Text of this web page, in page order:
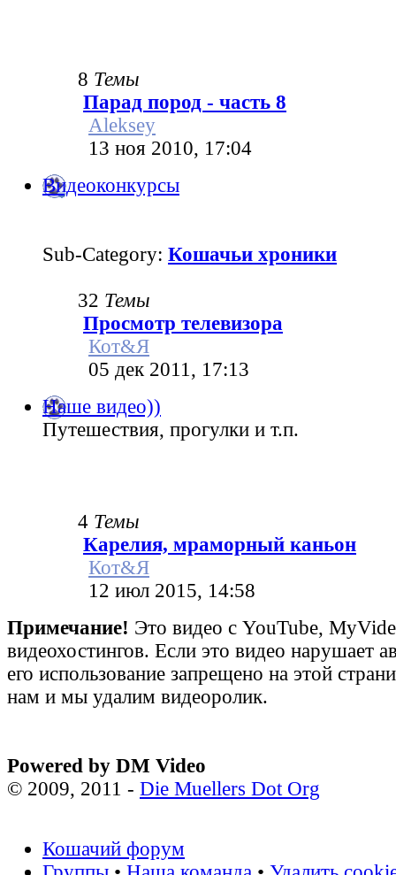
8 Темы
Парад пород - часть 8
Aleksey
13 ноя 2010, 17:04
Видеоконкурсы
Sub-Category: Кошачьи хроники
32 Темы
Просмотр телевизора
Кот&Я
05 дек 2011, 17:13
Наше видео))
Путешествия, прогулки и т.п.
4 Темы
Карелия, мраморный каньон
Кот&Я
12 июл 2015, 14:58
Примечание! Это видео с YouTube,
видеохостингов. Если это видео нарушает
его использование запрещено на этой
нам и мы удалим видеоролик.
Powered by DM Video
© 2009, 2011 - Die Muellers Dot Org
Кошачий форум